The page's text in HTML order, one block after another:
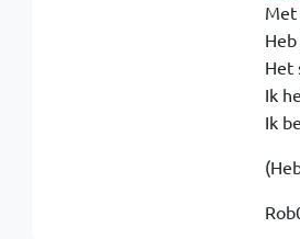
Met
Het
Ik
Ik